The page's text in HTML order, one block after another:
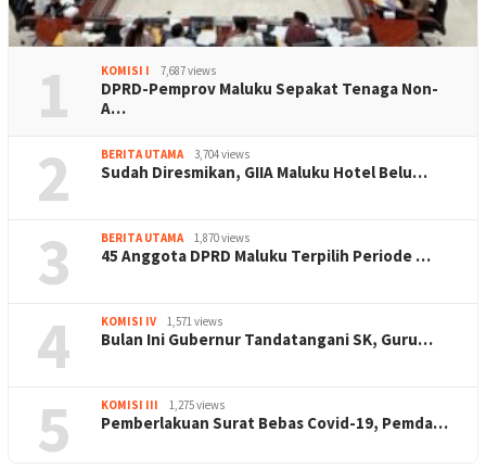
1 KOMISI I 7,687 views
DPRD-Pemprov Maluku Sepakat Tenaga Non-
A…
2 BERITA UTAMA 3,704 views
Sudah Diresmikan, GIIA Maluku Hotel Belu…
3 BERITA UTAMA 1,870 views
45 Anggota DPRD Maluku Terpilih Periode …
4 KOMISI IV 1,571 views
Bulan Ini Gubernur Tandatangani SK, Guru…
5 KOMISI III 1,275 views
Pemberlakuan Surat Bebas Covid-19, Pemda…